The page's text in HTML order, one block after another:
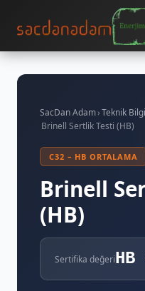
SacDan Adam›Teknik Bilgi
Brinell Sertlik Testi (HB)
C32 – HB ORTALAMA
Brinell
(HB)
Sertifika değeriHB